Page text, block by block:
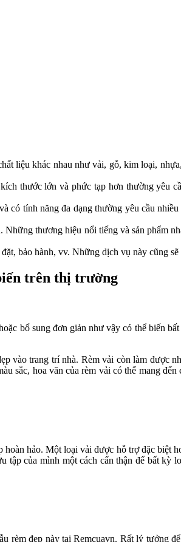
liệu khác nhau như vải, gỗ, kim loại,
thước lớn và phức tạp hơn thường yêu
tính năng đa dạng thường yêu cầu
thương hiệu nổi tiếng và sản phẩm
bảo hành, vv. Những dịch vụ này cũng
trên thị trường
bổ sung đơn giản như vậy có thể biến
vào trang trí nhà. Rèm vải còn làm được
sắc, hoa văn của rèm vải có thể mang
hoàn hảo.Một loại vải được hỗ trợ đặc biệt
tập của mình một cách cẩn thận để bất kỳ
rèm đẹp này tại Remcuavn. Rất lý tưởng